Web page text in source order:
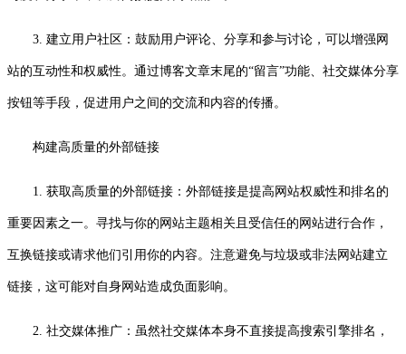
3. 建立用户社区：鼓励用户评论、分享和参与讨论，可以增强网
站的互动性和权威性。通过博客文章末尾的“留言”功能、社交媒体分享
按钮等手段，促进用户之间的交流和内容的传播。
构建高质量的外部链接
1. 获取高质量的外部链接：外部链接是提高网站权威性和排名的
重要因素之一。寻找与你的网站主题相关且受信任的网站进行合作，
互换链接或请求他们引用你的内容。注意避免与垃圾或非法网站建立
链接，这可能对自身网站造成负面影响。
2. 社交媒体推广：虽然社交媒体本身不直接提高搜索引擎排名，